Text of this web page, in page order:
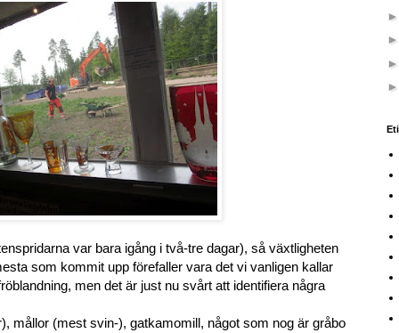
var bara igång i två-tre dagar), så växtligheten
som kommit upp förefaller vara det vi vanligen kallar
men det är just nu svårt att identifiera några
mållor (mest svin-), gatkamomill, något som nog är gråbo